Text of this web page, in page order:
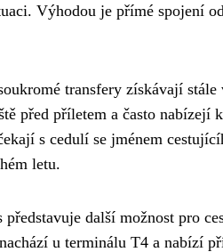
Výhodou je přímé spojení
transfery získávají
před příletem a často nabízejí
s cedulí se jménem
letu.
představuje další možnost pro
u terminálu T4 a nabízí